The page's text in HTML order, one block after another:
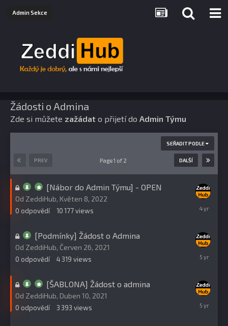
Admin Sekce
Žádosti o Admina
Zde si můžete zažádat o přijetí do Admin Týmu
SEŘADIT PODLE
PREV DALŠÍ
Page 1 of 2
[Nábor do Admin Týmu] - OPEN
Od ZeddiHub, Květen 8, 2022
0 odpovědí 10 177views
8,
[Podmínky] Žádost o Admina
Od ZeddiHub, Červen 26, 2021
0 odpovědí 4 319 views
26,
[ŠABLONA] Žádost o admina
Od ZeddiHub, Duben 10, 2021
0 odpovědí 3 393 views
10,